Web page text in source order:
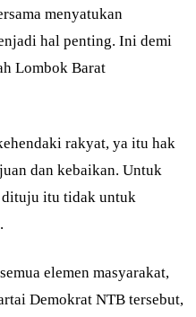
menyatukan
hal penting. Ini demi
Lombok Barat
rakyat, ya itu hak
dan kebaikan. Untuk
dituju itu tidak untuk
elemen masyarakat,
Demokrat NTB tersebut,